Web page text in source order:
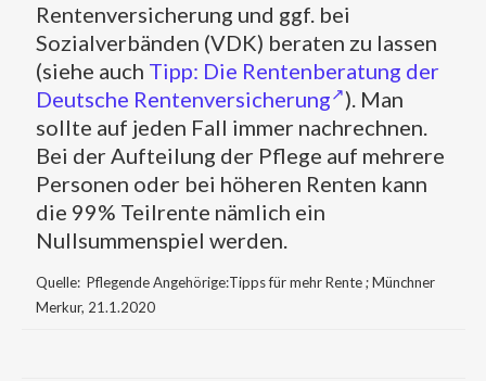
Rentenversicherung und ggf. bei
Sozialverbänden (VDK) beraten zu lassen
(siehe auch Tipp: Die Rentenberatung der
Deutsche Rentenversicherung
). Man
sollte auf jeden Fall immer nachrechnen.
Bei der Aufteilung der Pflege auf mehrere
Personen oder bei höheren Renten kann
die 99% Teilrente nämlich ein
Nullsummenspiel werden.
Quelle: Pflegende Angehörige:Tipps für mehr Rente ; Münchner
Merkur, 21.1.2020